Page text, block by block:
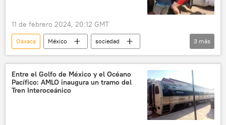
11 de febrero 2024, 20:12 GMT
Oaxaca México
sociedad
seguridad
accidente América Latina
3 más
Entre el Golfo de México y el Océano
Pacífico: AMLO inaugura un tramo del
Tren Interoceánico